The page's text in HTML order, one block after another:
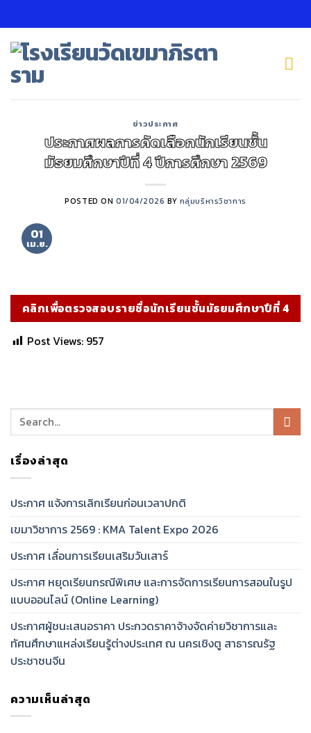
to
content
ข่าวประกาศ
ประกาศผลการคัดเลือกนักเรียนชั้น
มัธยมศึกษาปีที่ 4 ปีการศึกษา 2569
POSTED ON 01/04/2026 BY กลุ่มบริหารวิชาการ
01
เม.ย.
คลิกเพื่อตรวจสอบรายชื่อนักเรียนชั้นมัธยมศึกษาปีที่ 4
Post Views: 957
เรื่องล่าสุด
ประกาศ แจ้งการเลิกเรียนก่อนเวลาปกติ
เขมาวิชาการ 2569 : KMA Talent Expo 2026
ประกาศ เลื่อนการเรียนเสริมวันเสาร์
ประกาศ หยุดเรียนกรณีพิเศษ และการจัดการเรียนการสอนในรูป
แบบออนไลน์ (Online Learning)
ประกาศผู้ชนะเสนอราคา ประกวดราคาจ้างจัดค่ายวิชาการและ
ทัศนศึกษาแหล่งเรียนรู้ต่างประเทศ ณ นครเชิงตู สาธารณรัฐ
ประชาชนจีน
ความเห็นล่าสุด